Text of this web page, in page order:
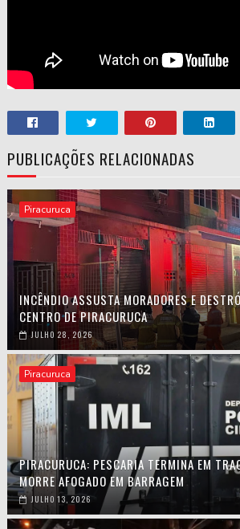
PUBLICAÇÕES RELACIONADAS
Piracuruca
INCÊNDIO ASSUSTA MORADORES E
CENTRO DE PIRACURUCA
JULHO 28, 2026
Piracuruca
PIRACURUCA: PESCARIA TERMINA EM
MORRE AFOGADO EM BARRAGEM
JULHO 13, 2026